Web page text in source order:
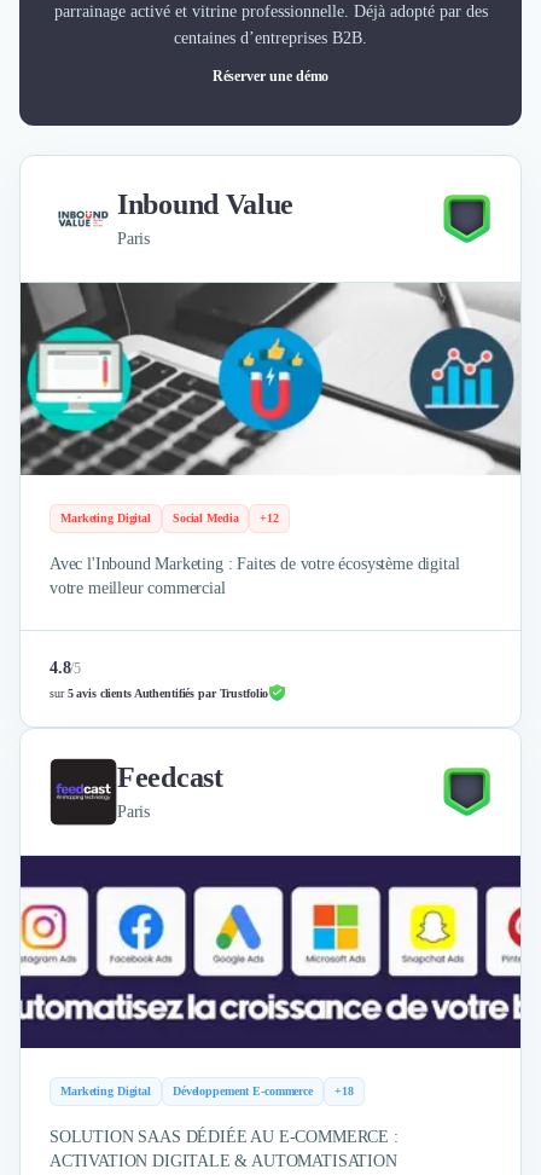
parrainage activé et vitrine professionnelle. Déjà adopté par des
centaines d’entreprises B2B.
Réserver une démo
Inbound Value
Paris
Marketing Digital Social Media +12
Avec l'Inbound Marketing : Faites de votre écosystème digital
votre meilleur commercial
4.8/5
sur5 avis clients Authentifiés par Trustfolio
Feedcast
Paris
Marketing Digital Développement E-commerce +18
SOLUTION SAAS DÉDIÉE AU E-COMMERCE :
ACTIVATION DIGITALE & AUTOMATISATION